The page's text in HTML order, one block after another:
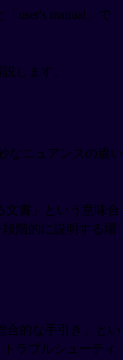
user's manual」で
します。
なニュアンスの違い
文書」という意味合
階的に説明する場
合的な手引き」とい
ラブルシューティ